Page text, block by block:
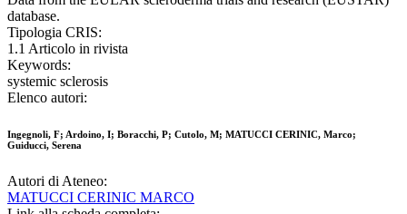
database.
Tipologia CRIS:
1.1 Articolo in rivista
Keywords:
systemic sclerosis
Elenco autori:
Ingegnoli, F; Ardoino, I; Boracchi, P; Cutolo, M; MATUCCI CERINIC, Marco;
Guiducci, Serena
Autori di Ateneo:
MATUCCI CERINIC MARCO